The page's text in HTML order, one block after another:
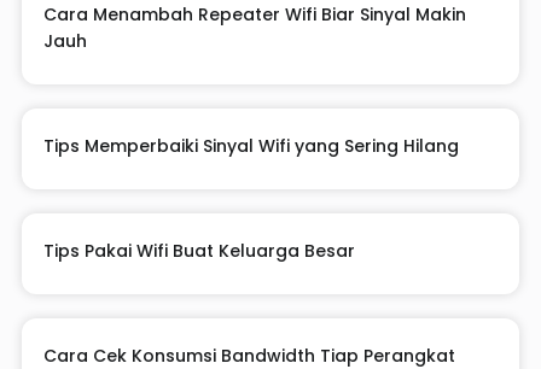
Cara Menambah Repeater Wifi Biar Sinyal Makin
Jauh
Tips Memperbaiki Sinyal Wifi yang Sering Hilang
Tips Pakai Wifi Buat Keluarga Besar
Cara Cek Konsumsi Bandwidth Tiap Perangkat